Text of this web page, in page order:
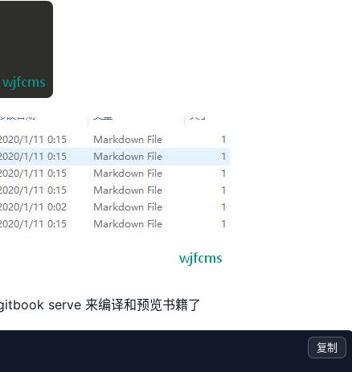
serve 来编译和预览书籍了
复制